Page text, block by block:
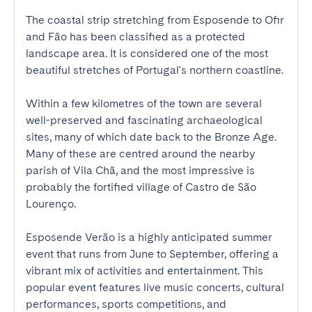
The coastal strip stretching from Esposende to Ofir
and Fão has been classified as a protected
landscape area. It is considered one of the most
beautiful stretches of Portugal's northern coastline.
Within a few kilometres of the town are several
well-preserved and fascinating archaeological
sites, many of which date back to the Bronze Age.
Many of these are centred around the nearby
parish of Vila Chã, and the most impressive is
probably the fortified village of Castro de São
Lourenço.
Esposende Verão is a highly anticipated summer
event that runs from June to September, offering a
vibrant mix of activities and entertainment. This
popular event features live music concerts, cultural
performances, sports competitions, and